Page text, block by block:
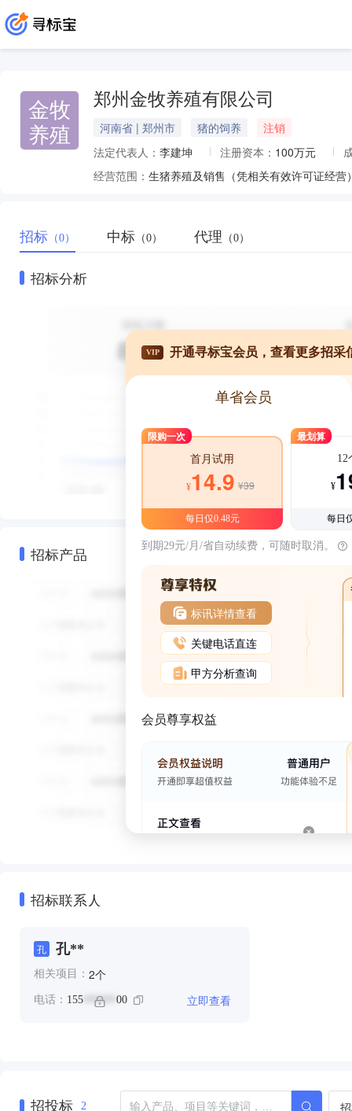
金牧
养殖
郑州金牧养殖有限公司
河南省 | 郑州市 猪的饲养
注销
法定代表人： 李建坤 注册资本： 100万元
经营范围： 生猪养殖及销售（凭相关有效许可证经营
招标 （0） 中标 （0） 代理 （0）
招标分析
招标产品
VIP 开通寻标宝会员，查看更多招采
单省会员
限购一次
首月试用
¥14.9 ¥39
每日仅0.48元
最划算
12
¥
每日
到期29元/月/省自动续费，可随时取消。
标讯详情查看
关键电话直连
甲方分析查询
会员尊享权益
招标联系人
孔 孔**
相关项目： 2个
电话： 155 ****** 00 立即查看
招投标 2